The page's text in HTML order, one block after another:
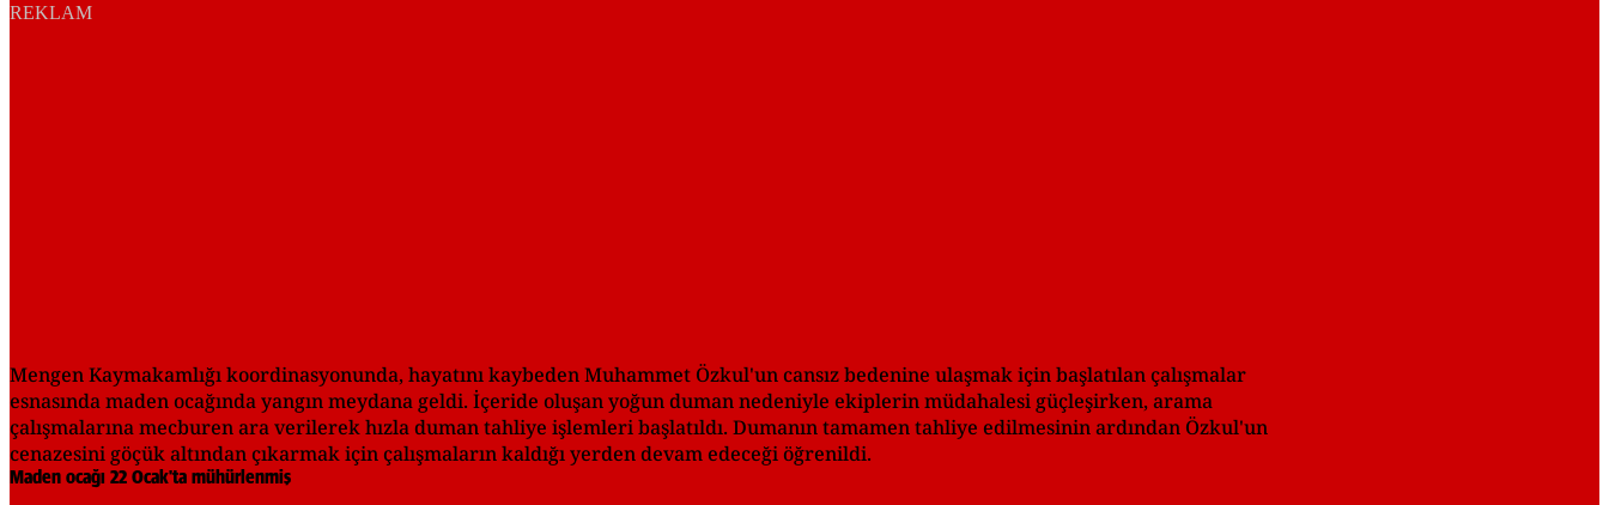
REKLAM
Mengen Kaymakamlığı koordinasyonunda, hayatını kaybeden Muhammet Özkul'un cansız bedenine ulaşmak için başlatılan çalışmalar
esnasında maden ocağında yangın meydana geldi. İçeride oluşan yoğun duman nedeniyle ekiplerin müdahalesi güçleşirken, arama
çalışmalarına mecburen ara verilerek hızla duman tahliye işlemleri başlatıldı. Dumanın tamamen tahliye edilmesinin ardından Özkul'un
cenazesini göçük altından çıkarmak için çalışmaların kaldığı yerden devam edeceği öğrenildi.
Maden ocağı 22 Ocak'ta mühürlenmiş